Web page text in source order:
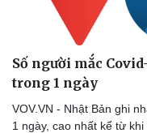
Số người mắc
trong 1 ngày
VOV.VN - Nhật Bản ghi
1 ngày, cao nhất kể từ